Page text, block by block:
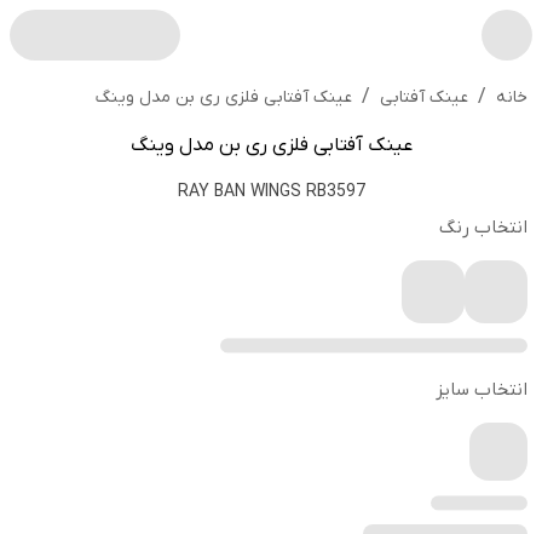
خانه / عینک آفتابی / عینک آفتابی فلزی ری بن مدل وینگ
عینک آفتابی فلزی ری بن مدل وینگ
RAY BAN WINGS RB3597
انتخاب رنگ
انتخاب سایز